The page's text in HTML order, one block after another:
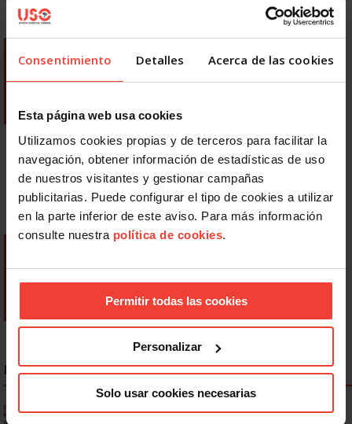
Consentimiento Detalles Acerca de las cookies
Esta página web usa cookies
Utilizamos cookies propias y de terceros para facilitar la
navegación, obtener información de estadísticas de uso
de nuestros visitantes y gestionar campañas
publicitarias. Puede configurar el tipo de cookies a utilizar
en la parte inferior de este aviso. Para más información
consulte nuestra política de cookies.
Permitir todas las cookies
Personalizar
Solo usar cookies necesarias
NOTICIAS MÁS LEÍDAS
Ya os podéis descargar la app de USO